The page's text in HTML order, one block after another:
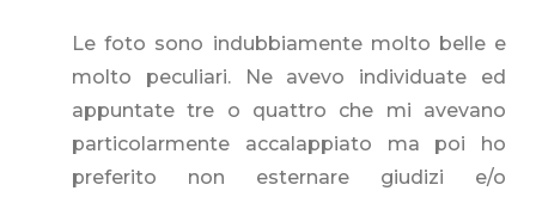
Le foto sono indubbiamente molto belle e
molto peculiari. Ne avevo individuate ed
appuntate tre o quattro che mi avevano
particolarmente accalappiato ma poi ho
preferito non esternare giudizi e/o